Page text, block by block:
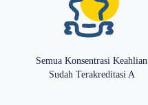
Semua Konsentrasi Keahlian
Sudah Terakreditasi A